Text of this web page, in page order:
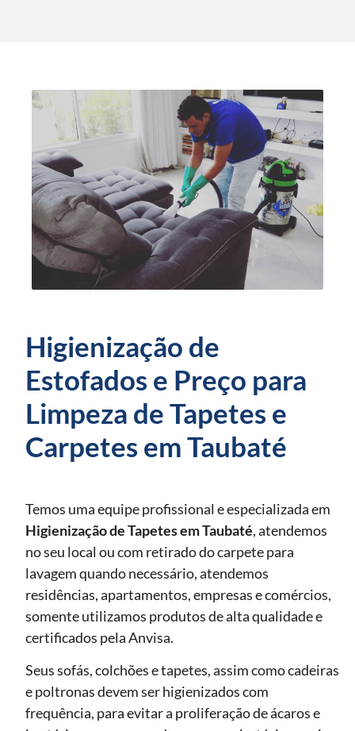
Higienização de
Estofados e Preço para
Limpeza de Tapetes e
Carpetes em Taubaté
Temos uma equipe profissional e especializada em
Higienização de Tapetesem Taubaté, atendemos
no seu local ou com retirado do carpete para
lavagem quando necessário, atendemos
residências, apartamentos, empresas e comércios,
somente utilizamos produtos de alta qualidade e
certificados pela Anvisa.
Seus sofás, colchões e tapetes, assim como cadeiras
e poltronas devem ser higienizados com
frequência, para evitar a proliferação de ácaros e